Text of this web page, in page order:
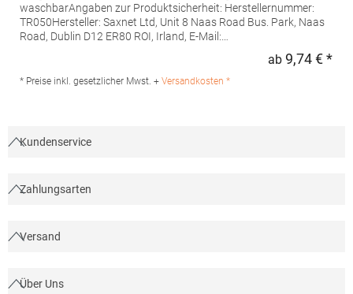
waschbarAngaben zur Produktsicherheit: Herstellernummer:
TR050Hersteller: Saxnet Ltd, Unit 8 Naas Road Bus. Park, Naas
Road, Dublin D12 ER80 ROI, Irland, E-Mail:
ab 9,74 € *
* Preise inkl. gesetzlicher Mwst. + Versandkosten *
Kundenservice
Zahlungsarten
Versand
Über Uns